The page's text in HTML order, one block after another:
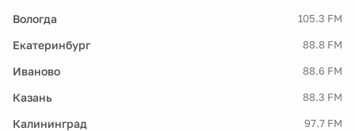
Вологда 105.3 FM
Екатеринбург 88.8 FM
Иваново 88.6 FM
Казань 88.3 FM
Калининград 97.7 FM